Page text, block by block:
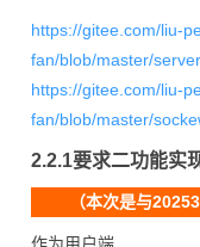
https://gitee.com/liu-
fan/blob/master/
https://gitee.com/liu-
fan/blob/master/
2.2.1要求二功能实
（本次是与